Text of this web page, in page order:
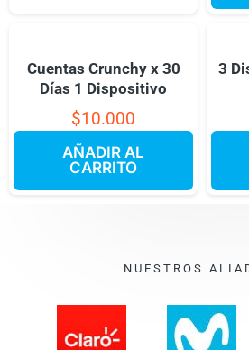
Cuentas Crunchy x 30
Días 1 Dispositivo
$10.000
AÑADIR AL
CARRITO
3
NUESTROS